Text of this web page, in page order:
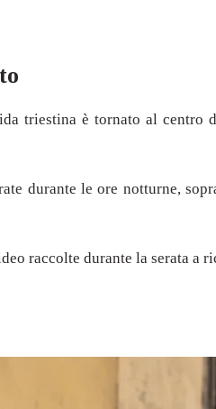
triestina è tornato al
durante le ore notturne,
raccolte durante la serata